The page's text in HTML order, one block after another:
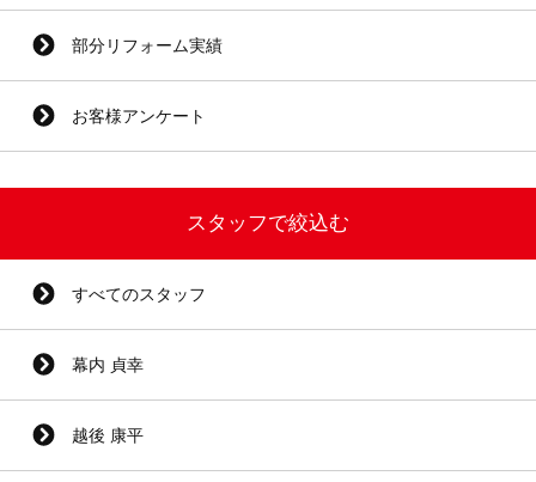
部分リフォーム実績
お客様アンケート
スタッフで絞込む
すべてのスタッフ
幕内 貞幸
越後 康平